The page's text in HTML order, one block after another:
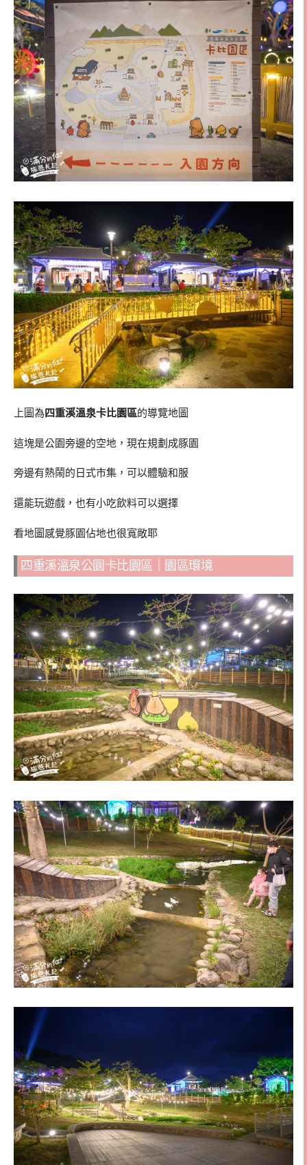
上圖為 四重溪溫泉卡比園區的導覽地圖
這塊是公園旁邊的空地，現在規劃成豚園
旁邊有熱鬧的日式市集，可以體驗和服
還能玩遊戲，也有小吃飲料可以選擇
看地圖感覺豚園佔地也很寬敞耶
四重溪溫泉公園卡比園區｜園區環境